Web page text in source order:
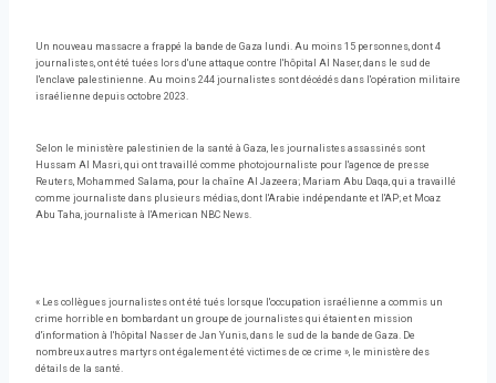
Un nouveau massacre a frappé la bande de Gaza lundi. Au moins 15 personnes, dont 4
journalistes, ont été tuées lors d'une attaque contre l'hôpital Al Naser, dans le sud de
l'enclave palestinienne. Au moins 244 journalistes sont décédés dans l'opération militaire
israélienne depuis octobre 2023.
Selon le ministère palestinien de la santé à Gaza, les journalistes assassinés sont
Hussam Al Masri, qui ont travaillé comme photojournaliste pour l'agence de presse
Reuters, Mohammed Salama, pour la chaîne Al Jazeera; Mariam Abu Daqa, qui a travaillé
comme journaliste dans plusieurs médias, dont l'Arabie indépendante et l'AP; et Moaz
Abu Taha, journaliste à l'American NBC News.
« Les collègues journalistes ont été tués lorsque l'occupation israélienne a commis un
crime horrible en bombardant un groupe de journalistes qui étaient en mission
d'information à l'hôpital Nasser de Jan Yunis, dans le sud de la bande de Gaza. De
nombreux autres martyrs ont également été victimes de ce crime », le ministère des
détails de la santé.